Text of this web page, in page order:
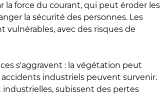
la force du courant, qui peut éroder les
la sécurité des personnes. Les
avec des risques de
s'aggravent : la végétation peut
industriels peuvent survenir.
subissent des pertes